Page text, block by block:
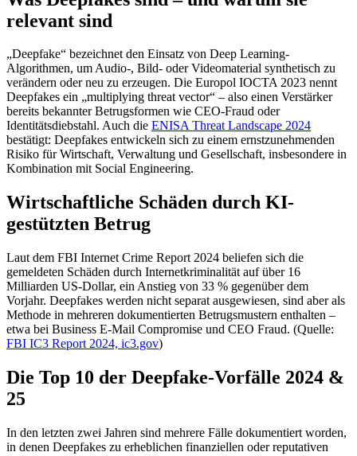
relevant sind
„Deepfake“ bezeichnet den Einsatz von Deep Learning-
Algorithmen, um Audio-, Bild- oder Videomaterial synthetisch zu
verändern oder neu zu erzeugen. Die Europol IOCTA 2023 nennt
Deepfakes ein „multiplying threat vector“ – also einen Verstärker
bereits bekannter Betrugsformen wie CEO-Fraud oder
Identitätsdiebstahl. Auch die ENISA Threat Landscape 2024
bestätigt: Deepfakes entwickeln sich zu einem ernstzunehmenden
Risiko für Wirtschaft, Verwaltung und Gesellschaft, insbesondere in
Kombination mit Social Engineering.
Wirtschaftliche Schäden durch KI-
gestützten Betrug
Laut dem FBI Internet Crime Report 2024 beliefen sich die
gemeldeten Schäden durch Internetkriminalität auf über 16
Milliarden US-Dollar, ein Anstieg von 33 % gegenüber dem
Vorjahr. Deepfakes werden nicht separat ausgewiesen, sind aber als
Methode in mehreren dokumentierten Betrugsmustern enthalten –
etwa bei Business E-Mail Compromise und CEO Fraud. (Quelle:
FBI IC3 Report 2024, ic3.gov)
Die Top 10 der Deepfake-Vorfälle 2024 &
25
In den letzten zwei Jahren sind mehrere Fälle dokumentiert worden,
in denen Deepfakes zu erheblichen finanziellen oder reputativen